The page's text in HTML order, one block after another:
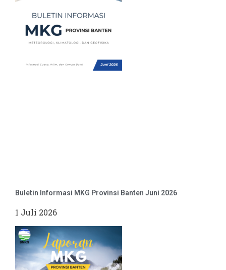
Buletin Informasi MKG Provinsi Banten Juni 2026
1 Juli 2026